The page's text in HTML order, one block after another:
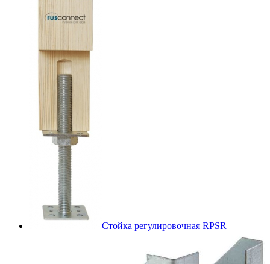
Стойка регулировочная RPSR